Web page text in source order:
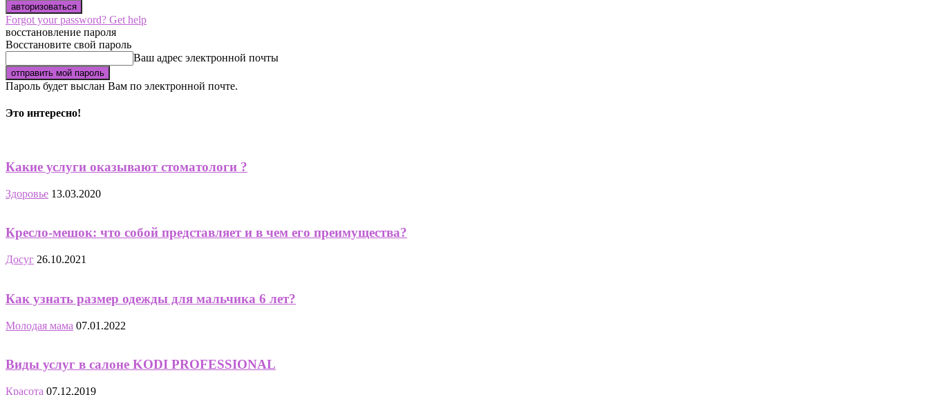
Forgot your password? Get help
восстановление пароля
Восстановите свой пароль
Ваш адрес электронной почты
Пароль будет выслан Вам по электронной почте.
Это интересно!
Какие услуги оказывают стоматологи ?
Здоровье 13.03.2020
Кресло-мешок: что собой представляет и в чем его преимущества?
Досуг 26.10.2021
Как узнать размер одежды для мальчика 6 лет?
Молодая мама 07.01.2022
Виды услуг в салоне KODI PROFESSIONAL
Красота 07.12.2019